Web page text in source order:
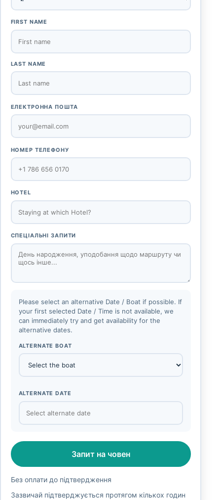
FIRST NAME
LAST NAME
ЕЛЕКТРОННА ПОШТА
НОМЕР ТЕЛЕФОНУ
HOTEL
СПЕЦІАЛЬНІ ЗАПИТИ
Please select an alternative Date / Boat if possible. If
your first selected Date / Time is not available, we
can immediately try and get availability for the
alternative dates.
ALTERNATE BOAT
ALTERNATE DATE
Запит на човен
Без оплати до підтвердження
Зазвичай підтверджується протягом кількох годин